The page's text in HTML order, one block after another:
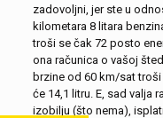
zadovoljni, jer ste u
kilometara 8 litara
troši se čak 72 posto
ona računica o vašoj
brzine od 60 km/sat
će 14,1 litru. E, sad valja
izobilju (što nema),